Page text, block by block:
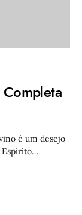
é um desejo
Espírito…